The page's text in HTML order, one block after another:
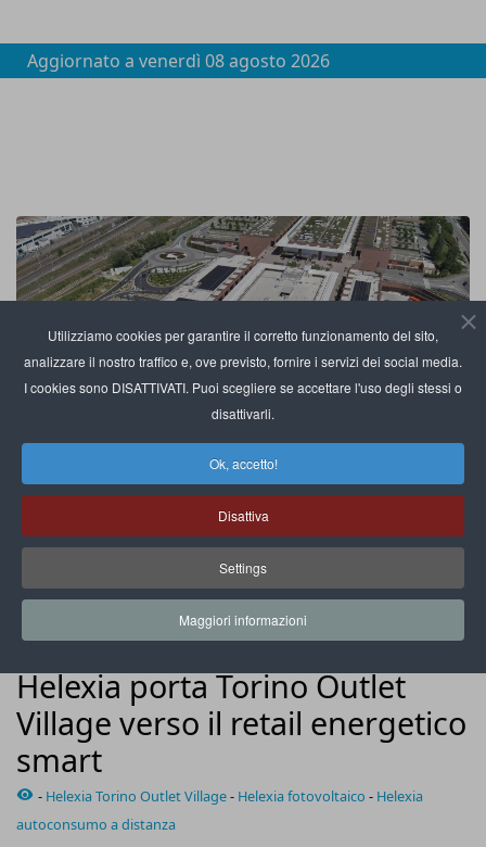
Utilizziamo cookies per garantire il corretto funzionamento del sito,
analizzare il nostro traffico e, ove previsto, fornire i servizi dei social media.
I cookies sono DISATTIVATI. Puoi scegliere se accettare l'uso degli stessi o
disattivarli.
Ok, accetto!
Disattiva
Settings
Maggiori informazioni
Aggiornato a venerdì 08 agosto 2026
Oltre 100 MWh saranno condivisi tra le due aree del
complesso, pari al 23% dell’autoconsumo totale
Helexia porta Torino Outlet
Village verso il retail energetico
smart
- Helexia Torino Outlet Village- Helexia fotovoltaico - Helexia
autoconsumo a distanza